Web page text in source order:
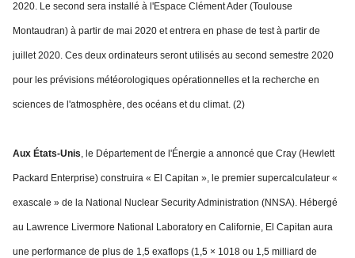
2020. Le second sera installé à l'Espace Clément Ader (Toulouse
Montaudran) à partir de mai 2020 et entrera en phase de test à partir de
juillet 2020. Ces deux ordinateurs seront utilisés au second semestre 2020
pour les prévisions météorologiques opérationnelles et la recherche en
sciences de l'atmosphère, des océans et du climat. (2)
Aux États-Unis, le Département de l'Énergie a annoncé que Cray (Hewlett
Packard Enterprise) construira « El Capitan », le premier supercalculateur «
exascale » de la National Nuclear Security Administration (NNSA). Hébergé
au Lawrence Livermore National Laboratory en Californie, El Capitan aura
une performance de plus de 1,5 exaflops (1,5 × 1018 ou 1,5 milliard de